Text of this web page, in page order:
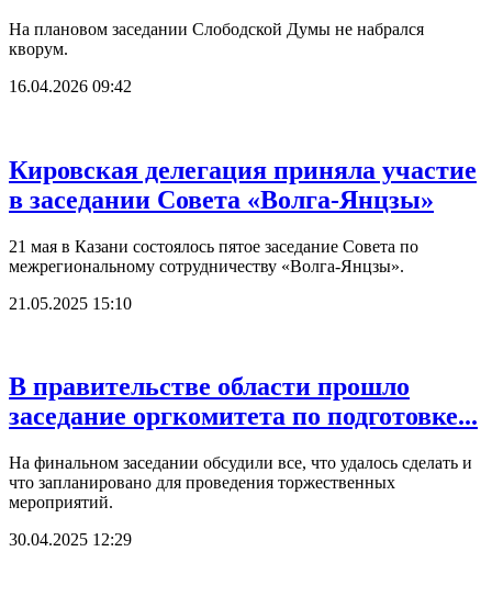
На плановом заседании Слободской Думы не набрался
кворум.
16.04.2026 09:42
Кировская делегация приняла участие
в заседании Совета «Волга-Янцзы»
21 мая в Казани состоялось пятое заседание Совета по
межрегиональному сотрудничеству «Волга-Янцзы».
21.05.2025 15:10
В правительстве области прошло
заседание оргкомитета по подготовке...
На финальном заседании обсудили все, что удалось сделать и
что запланировано для проведения торжественных
мероприятий.
30.04.2025 12:29